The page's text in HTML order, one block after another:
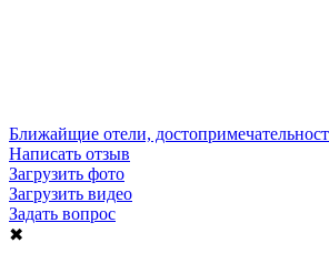
Ближайщие отели,
Написать отзыв
Загрузить фото
Загрузить видео
Задать вопрос
✖